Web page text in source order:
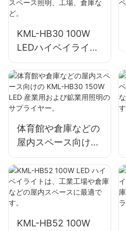
KML-HB30 100W
LEDハイベイライト
サプライヤー、屋内
スペース照明、工
場、倉庫など。
体育館や倉庫などの
屋内スペース向けの
KML-HB30 150W
LED 産業用および鉱
業用照明のサプライ
ヤー。
KML-HB52 100W